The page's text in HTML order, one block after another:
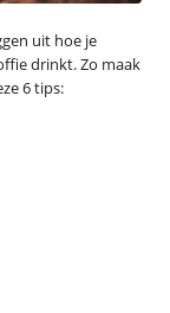
uit hoe je
drinkt. Zo maak
6 tips: